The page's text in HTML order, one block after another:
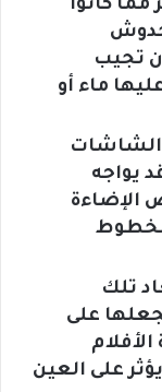
كانوا
تجيب
ماء أو
الشاشات
يواجه
الإضاءة
تلك
على
على العين